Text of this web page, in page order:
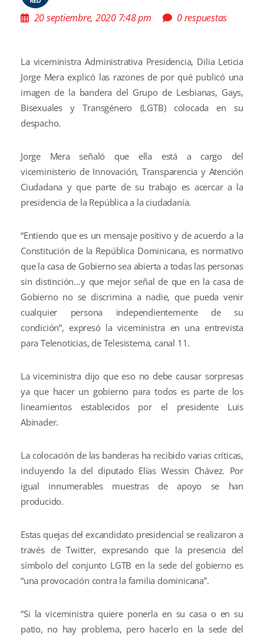
20 septiembre, 2020 7:48 pm
0 respuestas
La viceministra Administrativa Presidencia, Dilia Leticia
Jorge Mera explicó las razones de por qué publicó una
imagen de la bandera del Grupo de Lesbianas, Gays,
Bisexuales y Transgénero (LGTB) colocada en su
despacho.
Jorge Mera señaló que ella está a cargo del
viceministerio de Innovación, Transparencia y Atención
Ciudadana y que parte de su trabajo es acercar a la
presidencia de la República a la ciudadanía.
“Entiendo que es un mensaje positivo y de acuerdo a la
Constitución de la República Dominicana, es normativo
que la casa de Gobierno sea abierta a todas las personas
sin distinción…y que mejor señal de que en la casa de
Gobierno no se discrimina a nadie, que pueda venir
cualquier persona independientemente de su
condición”, expresó la viceministra en una entrevista
para Telenoticias, de Telesistema, canal 11.
La viceministra dijo que eso no debe causar sorpresas
ya que hacer un gobierno para todos es parte de los
lineamientos establecidos por el presidente Luis
Abinader.
La colocación de las banderas ha recibido varias críticas,
incluyendo la del diputado Elías Wessin Chávez. Por
igual innumerables muestras de apoyo se han
producido.
Estas quejas del excandidato presidencial se realizaron a
través de Twitter, expresando que la presencia del
símbolo del conjunto LGTB en la sede del gobierno es
“una provocación contra la familia dominicana”.
“Si la viceministra quiere ponerla en su casa o en su
patio, no hay problema, pero hacerlo en la sede del